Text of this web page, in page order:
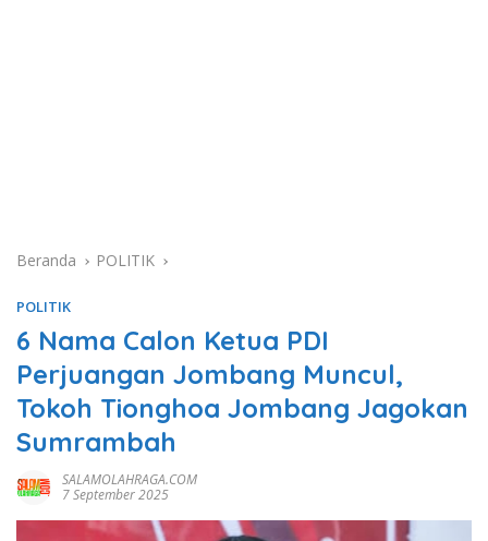
Beranda POLITIK
POLITIK
6 Nama Calon Ketua PDI
Perjuangan Jombang Muncul,
Tokoh Tionghoa Jombang Jagokan
Sumrambah
SALAMOLAHRAGA.COM
7 September 2025